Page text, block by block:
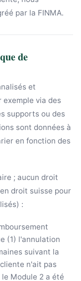
par la FINMA.
de
et
via des
supports ou des
sont données à
en fonction des
; aucun droit
droit suisse pour
:
(1) l'annulation
suivant la
n'ait pas
Module 2 a été